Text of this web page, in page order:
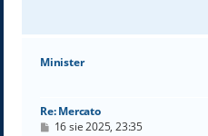
Minister
Re: Mercato
P16 sie 2025, 23:35